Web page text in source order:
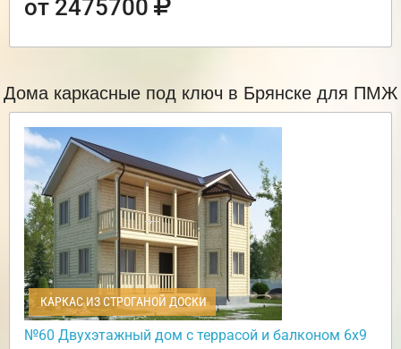
от 2475700
Дома каркасные под ключ в Брянске для ПМЖ
КАРКАС ИЗ СТРОГАНОЙ ДОСКИ
№60 Двухэтажный дом с террасой и балконом 6х9